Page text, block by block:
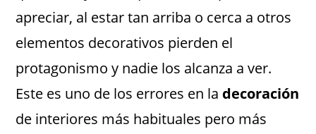
apreciar, al estar tan arriba o cerca a otros
elementos decorativos pierden el
protagonismo y nadie los alcanza a ver.
Este es uno de los errores en la decoración
de interiores más habituales pero más